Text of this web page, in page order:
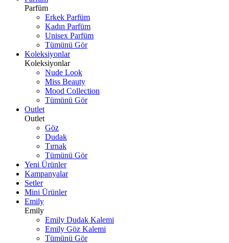
Parfüm
Erkek Parfüm
Kadın Parfüm
Unisex Parfüm
Tümünü Gör
Koleksiyonlar
Koleksiyonlar
Nude Look
Miss Beauty
Mood Collection
Tümünü Gör
Outlet
Outlet
Göz
Dudak
Tırnak
Tümünü Gör
Yeni Ürünler
Kampanyalar
Setler
Mini Ürünler
Emily
Emily
Emily Dudak Kalemi
Emily Göz Kalemi
Tümünü Gör